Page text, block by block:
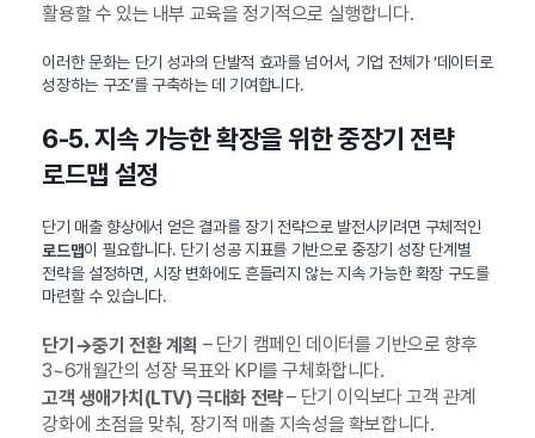
활용할 수 있는 내부 교육을 정기적으로 실행합니다.
이러한 문화는 단기 성과의 단발적 효과를 넘어서, 기업 전체가 ‘데이터로
성장하는 구조’를 구축하는 데 기여합니다.
6-5. 지속 가능한 확장을 위한 중장기 전략
로드맵 설정
단기 매출 향상에서 얻은 결과를 장기 전략으로 발전시키려면 구체적인
로드맵이 필요합니다. 단기 성공 지표를 기반으로 중장기 성장 단계별
전략을 설정하면, 시장 변화에도 흔들리지 않는 지속 가능한 확장 구도를
마련할 수 있습니다.
단기→중기 전환 계획 – 단기 캠페인 데이터를 기반으로 향후
3~6개월간의 성장 목표와 KPI를 구체화합니다.
고객 생애가치(LTV) 극대화 전략– 단기 이익보다 고객 관계
강화에 초점을 맞춰, 장기적 매출 지속성을 확보합니다.